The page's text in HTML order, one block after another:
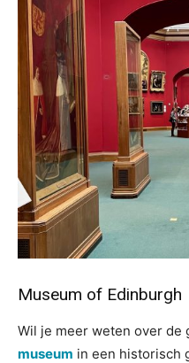
Museum of Edinburgh
Wil je meer weten over de
museum in een historisch